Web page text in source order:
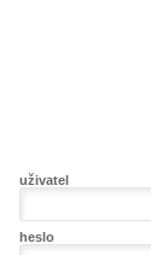
uživatel
heslo